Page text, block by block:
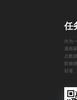
任
作为
通商
点数
阶梯
部署